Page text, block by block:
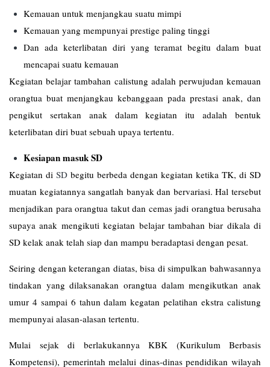
Kemauan untuk menjangkau suatu mimpi
Kemauan yang mempunyai prestige paling tinggi
Dan ada keterlibatan diri yang teramat begitu dalam buat
mencapai suatu kemauan
Kegiatan belajar tambahan calistung adalah perwujudan kemauan
orangtua buat menjangkau kebanggaan pada prestasi anak, dan
pengikut sertakan anak dalam kegiatan itu adalah bentuk
keterlibatan diri buat sebuah upaya tertentu.
Kesiapan masuk SD
Kegiatan di SD begitu berbeda dengan kegiatan ketika TK, di SD
muatan kegiatannya sangatlah banyak dan bervariasi. Hal tersebut
menjadikan para orangtua takut dan cemas jadi orangtua berusaha
supaya anak mengikuti kegiatan belajar tambahan biar dikala di
SD kelak anak telah siap dan mampu beradaptasi dengan pesat.
Seiring dengan keterangan diatas, bisa di simpulkan bahwasannya
tindakan yang dilaksanakan orangtua dalam mengikutkan anak
umur 4 sampai 6 tahun dalam kegatan pelatihan ekstra calistung
mempunyai alasan-alasan tertentu.
Mulai sejak di berlakukannya KBK (Kurikulum Berbasis
Kompetensi), pemerintah melalui dinas-dinas pendidikan wilayah